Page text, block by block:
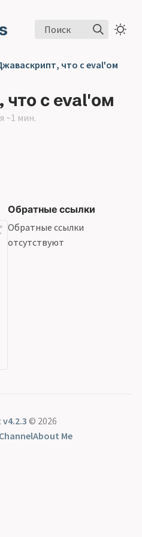
Поиск
что с eval'ом
с eval'ом
~1 мин.
Обратные ссылки
Обратные ссылки
отсутствуют
© 2026
About Me